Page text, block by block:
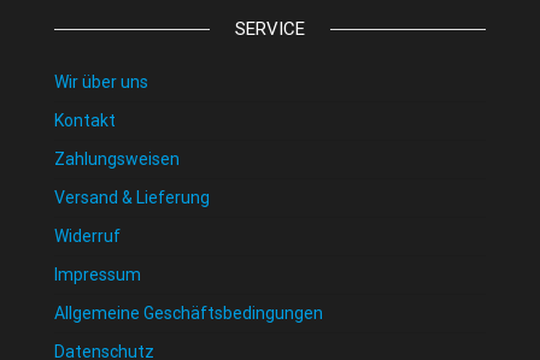
SERVICE
Wir über uns
Kontakt
Zahlungsweisen
Versand & Lieferung
Widerruf
Impressum
Allgemeine Geschäftsbedingungen
Datenschutz